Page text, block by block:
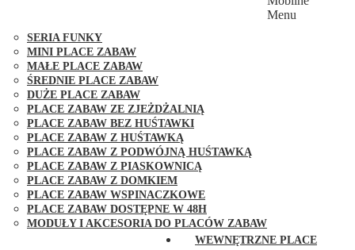
SERIA FUNKY
MINI PLACE ZABAW
MAŁE PLACE ZABAW
ŚREDNIE PLACE ZABAW
DUŻE PLACE ZABAW
PLACE ZABAW ZE ZJEŻDŻALNIĄ
PLACE ZABAW BEZ HUŚTAWKI
PLACE ZABAW Z HUŚTAWKĄ
PLACE ZABAW Z PODWÓJNĄ HUŚTAWKĄ
PLACE ZABAW Z PIASKOWNICĄ
PLACE ZABAW Z DOMKIEM
PLACE ZABAW WSPINACZKOWE
PLACE ZABAW DOSTĘPNE W 48H
MODUŁY I AKCESORIA DO PLACÓW ZABAW
Menu
WEWNĘTRZNE PLACE